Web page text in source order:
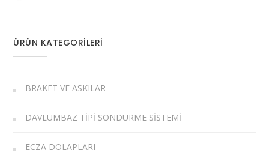
ÜRÜN KATEGORILERI
BRAKET VE ASKILAR
DAVLUMBAZ TIPI SÖNDÜRME SISTEMI
ECZA DOLAPLARI